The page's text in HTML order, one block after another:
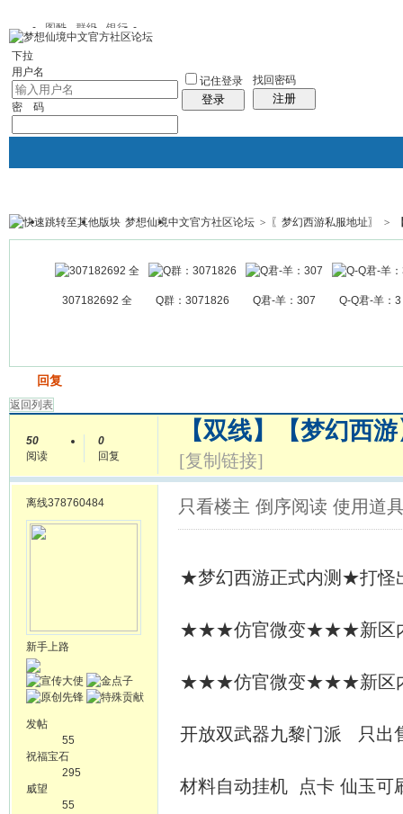
图酷 群组 银行
下拉
用户名
密 码
记住登录
登录
找回密码
注册
银行 群组聚合 我的空间
帖子
梦想仙境中文官方社区论坛 > 〖梦幻西游私服地址〗 >
307182692 全 Q群：3071826 Q君-羊：307 Q-Q君-羊：3
回复
返回列表
50
阅读
0
回复
【双线】【梦幻西
[复制链接]
离线378760484
新手上路
发帖
55
祝福宝石
295
威望
55
只看楼主 倒序阅读 使用道
★梦幻西游正式内测★打
★★★仿官微变★★★新区内
★★★仿官微变★★★新区内
开放双武器九黎门派 只出
材料自动挂机 点卡 仙玉